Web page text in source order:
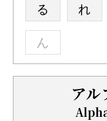
る
れ
ん
アル